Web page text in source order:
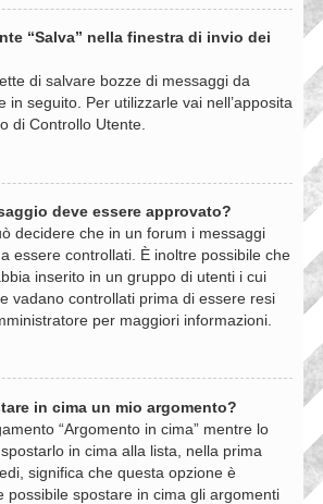
“Salva” nella finestra di invio dei
di salvare bozze di messaggi da
in seguito. Per utilizzarle vai nell’apposita
di Controllo Utente.
deve essere approvato?
decidere che in un forum i messaggi
essere controllati. È inoltre possibile che
inserito in un gruppo di utenti i cui
vadano controllati prima di essere resi
per maggiori informazioni.
in cima un mio argomento?
“Argomento in cima” mentre lo
in cima alla lista, nella prima
significa che questa opzione è
possibile spostare in cima gli argomenti